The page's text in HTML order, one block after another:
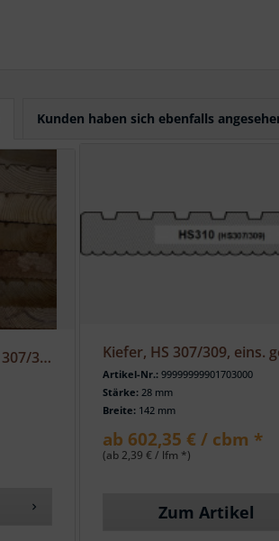
Kunden haben sich ebenfalls
Lärche Terrassendiele, HS 307/309, eins. geriffelt / eins. gezahnt
Artikel-Nr.: 99999999901703000
Stärke: 28 mm
Breite: 142 mm
ab 602,35 € / cbm *
(ab 2,39 € / lfm *)
Zum Artikel